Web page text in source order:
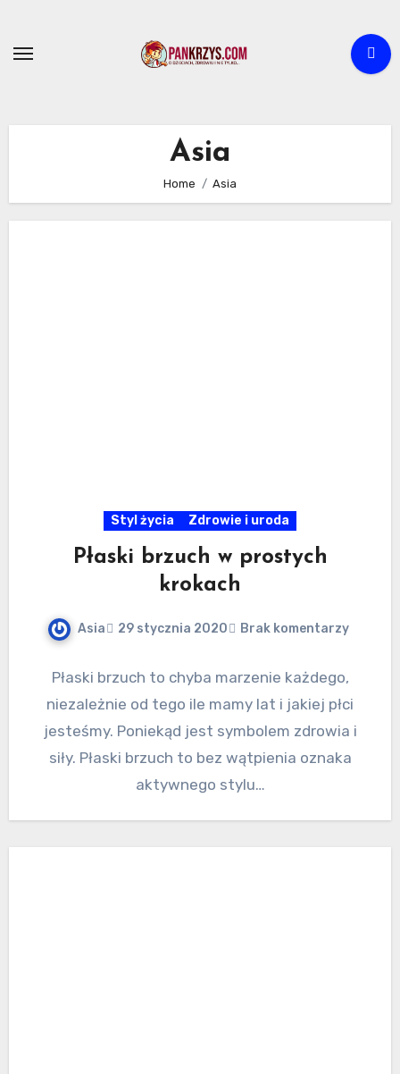
content
Asia
Home Asia
Styl życia Zdrowie i uroda
Płaski brzuch w prostych
krokach
Asia 29 stycznia 2020 Brak komentarzy
Płaski brzuch to chyba marzenie każdego,
niezależnie od tego ile mamy lat i jakiej płci
jesteśmy. Poniekąd jest symbolem zdrowia i
siły. Płaski brzuch to bez wątpienia oznaka
aktywnego stylu…